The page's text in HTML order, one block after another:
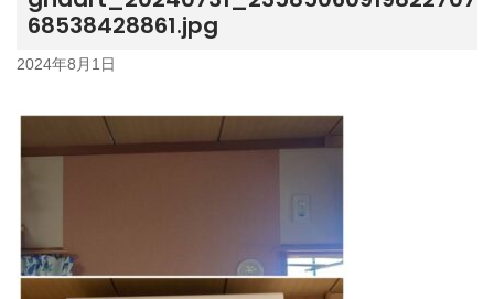
プ
68538428861.jpg
2024年8月1日